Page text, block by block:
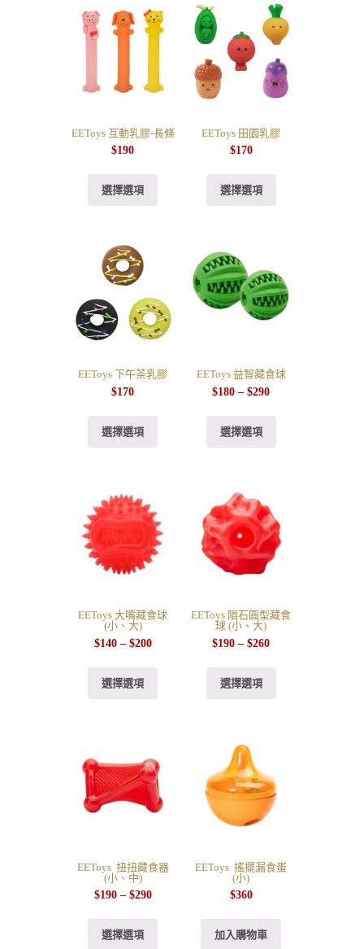
EEToys 互動乳膠-長條
$190
選擇選項
EEToys 田園乳膠
$170
選擇選項
EEToys 下午茶乳膠
$170
選擇選項
EEToys 益智藏食球
$180 –$290
選擇選項
EEToys 大嘴藏食球
(小、大)
$140– $200
選擇選項
EEToys 隕石圓型藏食
球 (小、大)
$190 –$260
選擇選項
EEToys 扭扭藏食器
(小、中)
$190– $290
選擇選項
EEToys 搖擺漏食蛋
(小)
$360
加入購物車